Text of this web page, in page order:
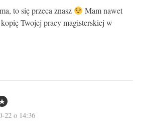
to się przeca znasz
Mam nawet
Twojej pracy magisterskiej w
22 o 14:36